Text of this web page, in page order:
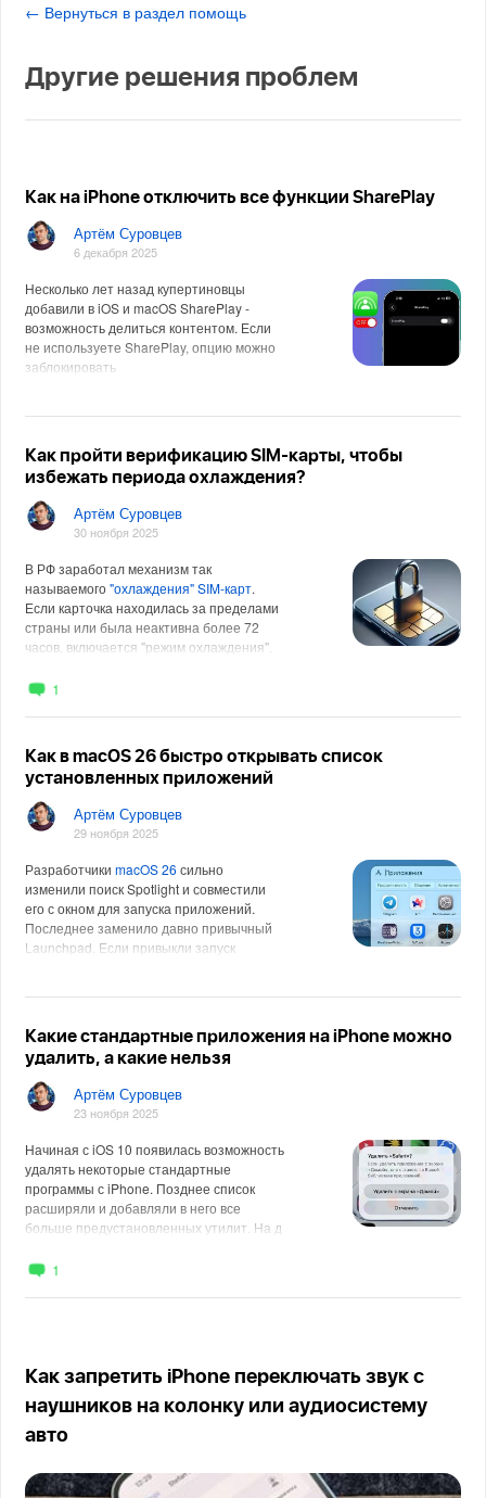
← Вернуться в раздел помощь
Другие решения проблем
Как на iPhone отключить все функции SharePlay
Артём Суровцев
6 декабря 2025
Несколько лет назад купертиновцы
добавили в iOS и macOS SharePlay -
возможность делиться контентом. Если
не используете SharePlay, опцию можно
заблокировать
Как пройти верификацию SIM-карты, чтобы
избежать периода охлаждения?
Артём Суровцев
30 ноября 2025
В РФ заработал механизм так
называемого"охлаждения" SIM-карт.
Если карточка находилась за пределами
страны или была неактивна более 72
часов, включается "режим охлаждения".
1
Как в macOS 26 быстро открывать список
установленных приложений
Артём Суровцев
29 ноября 2025
РазработчикиmacOS 26 сильно
изменили поиск Spotlight и совместили
его с окном для запуска приложений.
Последнее заменило давно привычный
Launchpad. Если привыкли запуск
Какие стандартные приложения на iPhone можно
удалить, а какие нельзя
Артём Суровцев
23 ноября 2025
Начиная с iOS 10 появилась возможность
удалять некоторые стандартные
программы с iPhone. Позднее список
расширяли и добавляли в него все
больше предустановленных утилит. На д
1
Как запретить iPhone переключать звук с
наушников на колонку или аудиосистему
авто